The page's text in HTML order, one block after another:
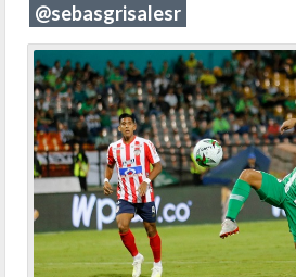
@sebasgrisalesr